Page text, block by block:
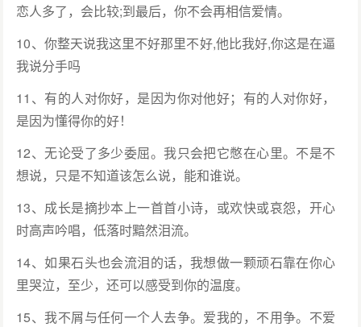
恋人多了，会比较;到最后，你不会再相信爱情。
10、你整天说我这里不好那里不好,他比我好,你这是在逼
我说分手吗
11、有的人对你好，是因为你对他好；有的人对你好，
是因为懂得你的好！
12、无论受了多少委屈。我只会把它憋在心里。不是不
想说，只是不知道该怎么说，能和谁说。
13、成长是摘抄本上一首首小诗，或欢快或哀怨，开心
时高声吟唱，低落时黯然泪流。
14、如果石头也会流泪的话，我想做一颗顽石靠在你心
里哭泣，至少，还可以感受到你的温度。
15、我不屑与任何一个人去争。爱我的，不用争。不爱